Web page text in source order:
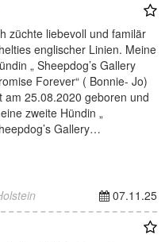
züchte liebevoll und familär
englischer Linien. Meine
„ Sheepdog’s Gallery
Forever“ ( Bonnie- Jo)
am 25.08.2020 geboren und
zweite Hündin „
Gallery…
07.11.25